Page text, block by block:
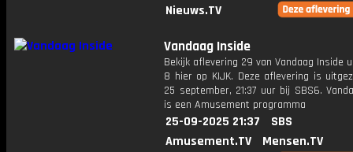
Nieuws.TV
Vandaag Inside
Bekijk aflevering 29 van Vandaag Inside
8 hier op KIJK. Deze aflevering is
25 september, 21:37 uur bij SBS6.
is een Amusement programma
25-09-2025 21:37
SBS
Amusement.TV
Mensen.TV